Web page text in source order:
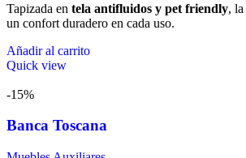
Tapizada en tela antifluidos y pet friendly,
un confort duradero en cada uso.
Añadir al carrito
Quick view
-15%
Banca Toscana